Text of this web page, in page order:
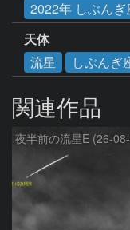
2022年 しぶん
天体
流星
しぶんぎ
関連作品
夜半前の流星E (26-